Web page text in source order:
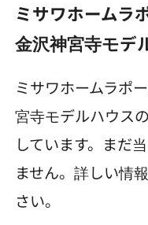
ミサワホームラ
金沢神宮寺モデ
ミサワホームラポ
宮寺モデルハウス
しています。まだ
ません。詳しい情
さい。